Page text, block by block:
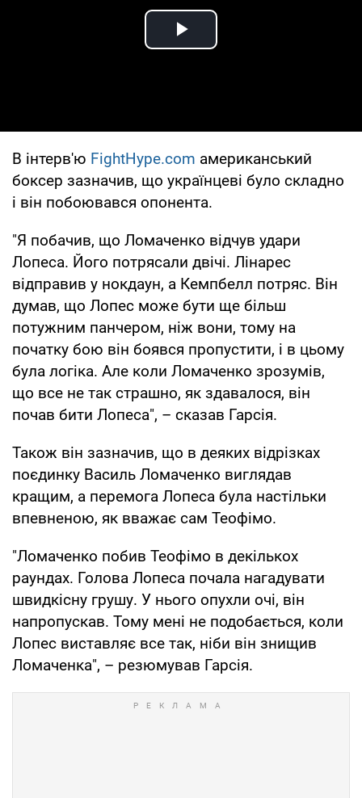
Play Video
В інтерв'ю FightHype.com американський
боксер зазначив, що українцеві було складно
і він побоювався опонента.
"Я побачив, що Ломаченко відчув удари
Лопеса. Його потрясали двічі. Лінарес
відправив у нокдаун, а Кемпбелл потряс. Він
думав, що Лопес може бути ще більш
потужним панчером, ніж вони, тому на
початку бою він боявся пропустити, і в цьому
була логіка. Але коли Ломаченко зрозумів,
що все не так страшно, як здавалося, він
почав бити Лопеса", – сказав Гарсія.
Також він зазначив, що в деяких відрізках
поєдинку Василь Ломаченко виглядав
кращим, а перемога Лопеса була настільки
впевненою, як вважає сам Теофімо.
"Ломаченко побив Теофімо в декількох
раундах. Голова Лопеса почала нагадувати
швидкісну грушу. У нього опухли очі, він
напропускав. Тому мені не подобається, коли
Лопес виставляє все так, ніби він знищив
Ломаченка", – резюмував Гарсія.